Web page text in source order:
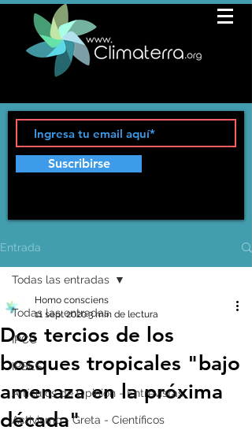
Suscribirse
Entrada
Todas las entradas
IPCC
IPBES
Artículos de Opinión - Entrevistas
Activismo - Greta - Científicos
Todas las entradas
Dos tercios de los
bosques tropicales "bajo
amenaza en la próxima
década"
Homo consciens
11 sept 20203 min de lectura